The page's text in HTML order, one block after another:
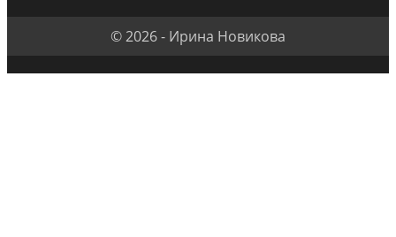
© 2026 - Ирина Новикова